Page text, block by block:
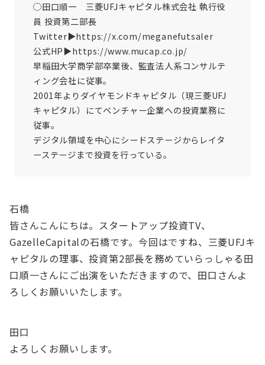
◯田口順一 三菱UFJキャピタル株式会社 執行役
員 投資第二部長
Twitter▶︎https://x.com/meganefutsaler
公式HP▶︎https://www.mucap.co.jp/
早稲田大学商学部卒業後、監査法人系コンサルテ
ィング会社に従事。
2001年よりダイヤモンドキャピタル（現三菱UFJ
キャピタル）にてベンチャー企業への投資業務に
従事。
デジタル領域を中心にシードステージからレイタ
ーステージまで投資を行っている。
石橋
皆さんこんにちは。スタートアップ投資TV、
GazelleCapitalの石橋です。今回はですね、三菱UFJキ
ャピタルの理事、投資第2部長を務めていらっしゃる田
口順一さんにご出演をいただきますので、田口さんよ
ろしくお願いいたします。
田口
よろしくお願いします。